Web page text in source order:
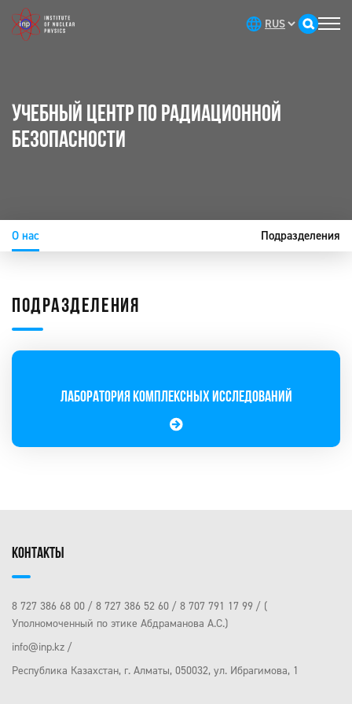
УЧЕБНЫЙ ЦЕНТР ПО РАДИАЦИОННОЙ
БЕЗОПАСНОСТИ
О нас Подразделения
ПОДРАЗДЕЛЕНИЯ
ЛАБОРАТОРИЯ КОМПЛЕКСНЫХ ИССЛЕДОВАНИЙ
КОНТАКТЫ
8 727 386 68 00 8 727 386 52 60 8 707 791 17 99
(
Уполномоченный по этике Абдраманова А.С.)
info@inp.kz
Республика Казахстан, г. Алматы, 050032, ул. Ибрагимова, 1